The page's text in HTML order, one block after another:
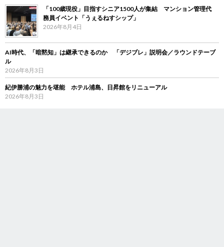
「100歳現役」目指すシニア1500人が集結 マンション管理代
務員イベント「うぇるねすシップ」
2026年8月4日
AI時代、「暗黙知」は継承できるのか 「デジブレ」説明会／ラウンドテーブ
ル
2026年8月3日
紀伊勝浦の魅力を堪能 ホテル浦島、日昇館をリニューアル
2026年8月3日